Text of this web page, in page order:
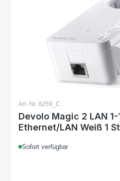
Art.-Nr. 8259_C
Devolo Magic 2 LAN
Ethernet/LAN Weiß 1
Sofort verfügbar